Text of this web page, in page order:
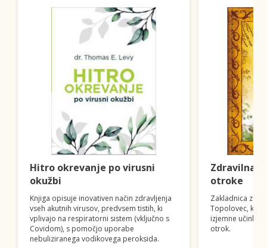
Hitro okrevanje po virusni
okužbi
Knjiga opisuje inovativen način zdravljenja
vseh akutnih virusov, predvsem tistih, ki
vplivajo na respiratorni sistem (vključno s
Covidom), s pomočjo uporabe
nebuliziranega vodikovega peroksida.
Zdravilna
otroke
Zakladnica
Topolovec, ki
izjemne učinke
otrok.